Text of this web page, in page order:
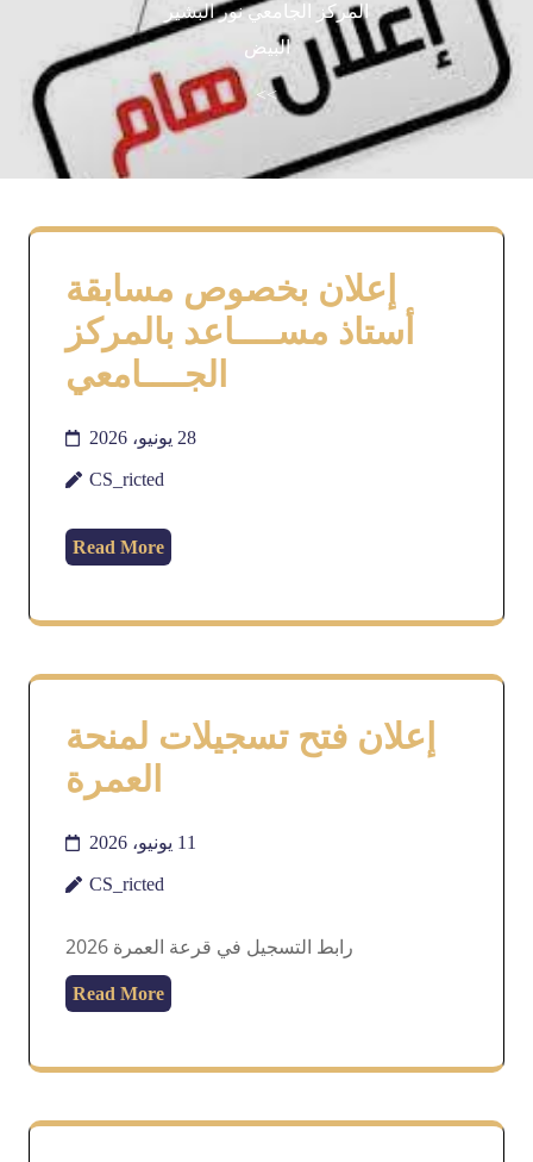
المركز الجامعي نور البشير
البيض
>>
إعلان بخصوص مسابقة
أستاذ مســــاعد بالمركز
الجــــامعي
28 يونيو، 2026
CS_ricted
Read More
إعلان فتح تسجيلات لمنحة
العمرة
11 يونيو، 2026
CS_ricted
رابط التسجيل في قرعة العمرة 2026
Read More